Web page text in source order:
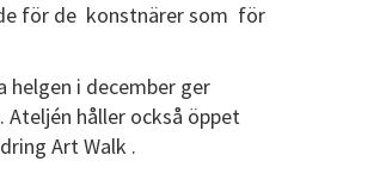
för de konstnärer som för
i december ger
håller också öppet
Art Walk .